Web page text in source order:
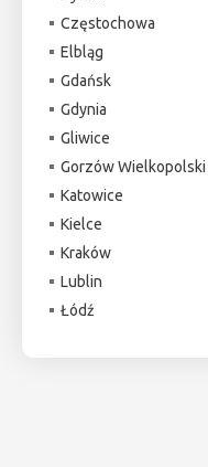
Częstochowa
Elbląg
Gdańsk
Gdynia
Gliwice
Gorzów Wielkopolski
Katowice
Kielce
Kraków
Lublin
Łódź